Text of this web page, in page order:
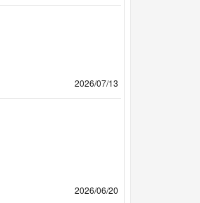
2026/07/13
2026/06/20